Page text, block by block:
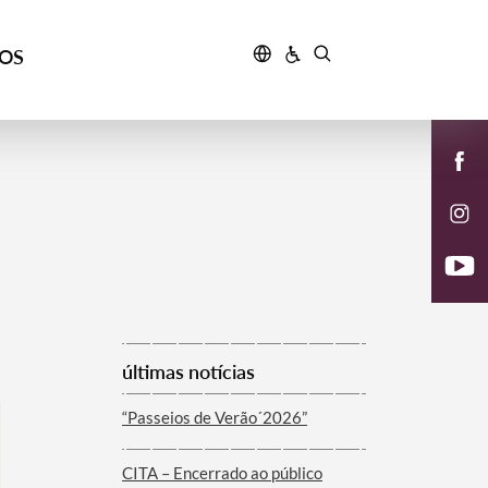
últimas notícias
“Passeios de Verão´2026”
CITA – Encerrado ao público